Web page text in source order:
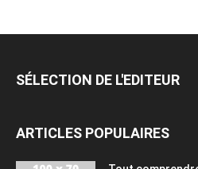
SÉLECTION DE L'EDITEUR
ARTICLES POPULAIRES